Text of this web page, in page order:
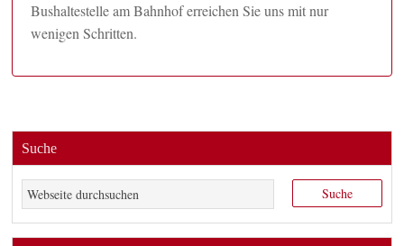
Bushaltestelle am Bahnhof erreichen Sie uns mit nur
wenigen Schritten.
Suche